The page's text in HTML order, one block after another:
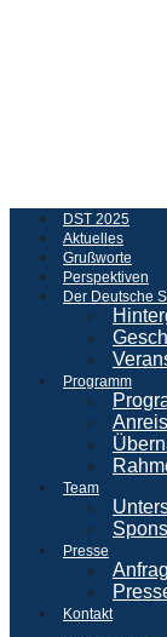
DST 2025
Aktuelles
Grußworte
Perspektiven
Der Deutsche
Programm
Team
Presse
Kontakt